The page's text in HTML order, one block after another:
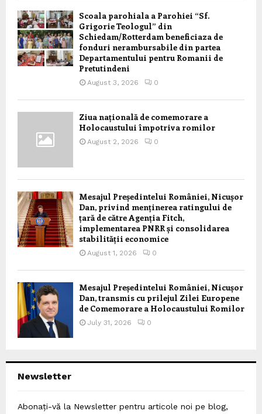
Scoala parohiala a Parohiei “Sf.
Grigorie Teologul” din
Schiedam/Rotterdam beneficiaza de
fonduri nerambursabile din partea
Departamentului pentru Romanii de
Pretutindeni
August 3, 2026 0
Ziua națională de comemorare a
Holocaustului împotriva romilor
August 2, 2026 0
Mesajul Președintelui României, Nicușor
Dan, privind menținerea ratingului de
țară de către Agenția Fitch,
implementarea PNRR și consolidarea
stabilității economice
August 1, 2026 0
Mesajul Președintelui României, Nicușor
Dan, transmis cu prilejul Zilei Europene
de Comemorare a Holocaustului Romilor
July 31, 2026 0
Newsletter
Abonați-vă la Newsletter pentru articole noi pe blog,